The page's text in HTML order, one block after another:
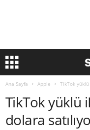
Ana Sayfa Apple TikTok
TikTok yüklü
dolara